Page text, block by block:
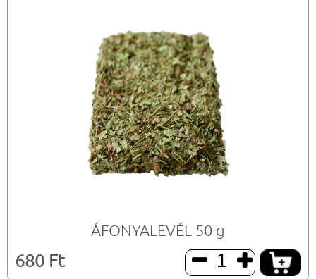
ÁFONYALEVÉL 50 g
680 Ft  